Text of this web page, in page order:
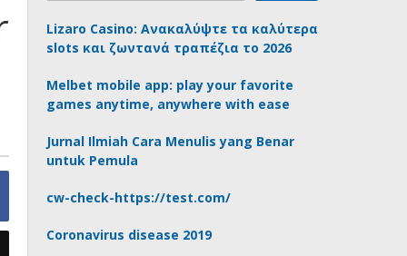
Lizaro Casino: Ανακαλύψτε τα καλύτερα
slots και ζωντανά τραπέζια το 2026
Melbet mobile app: play your favorite
games anytime, anywhere with ease
Jurnal Ilmiah Cara Menulis yang Benar
untuk Pemula
cw-check-https://test.com/
Coronavirus disease 2019